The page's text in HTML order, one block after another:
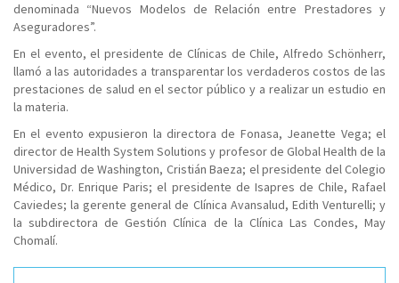
denominada “Nuevos Modelos de Relación entre Prestadores y
Aseguradores”.
En el evento, el presidente de Clínicas de Chile, Alfredo Schönherr,
llamó a las autoridades a transparentar los verdaderos costos de las
prestaciones de salud en el sector público y a realizar un estudio en
la materia.
En el evento expusieron la directora de Fonasa, Jeanette Vega; el
director de Health System Solutions y profesor de Global Health de la
Universidad de Washington, Cristián Baeza; el presidente del Colegio
Médico, Dr. Enrique Paris; el presidente de Isapres de Chile, Rafael
Caviedes; la gerente general de Clínica Avansalud, Edith Venturelli; y
la subdirectora de Gestión Clínica de la Clínica Las Condes, May
Chomalí.